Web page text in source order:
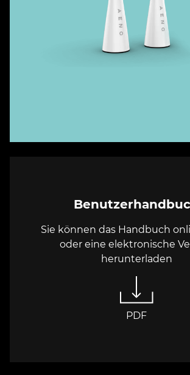
Sie können das Handbuch
oder eine elektronische
herunterladen
PDF